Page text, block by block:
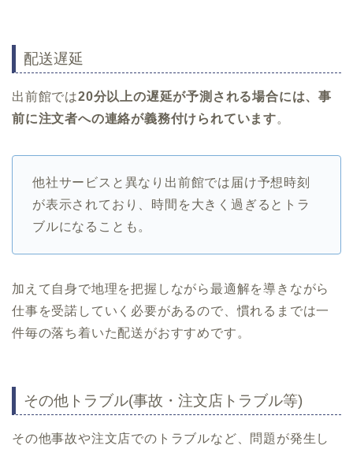
配送遅延
出前館では20分以上の遅延が予測される場合には、事
前に注文者への連絡が義務付けられています。
他社サービスと異なり出前館では届け予想時刻
が表示されており、時間を大きく過ぎるとトラ
ブルになることも。
加えて自身で地理を把握しながら最適解を導きながら
仕事を受諾していく必要があるので、慣れるまでは一
件毎の落ち着いた配送がおすすめです。
その他トラブル(事故・注文店トラブル等)
その他事故や注文店でのトラブルなど、問題が発生し